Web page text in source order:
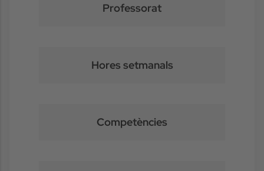
Professorat
Hores setmanals
Competències